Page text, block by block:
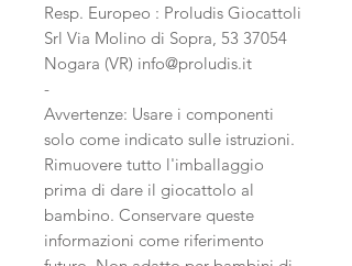
Resp. Europeo : Proludis Giocattoli
Srl Via Molino di Sopra, 53 37054
Nogara (VR) info@proludis.it
-
Avvertenze: Usare i componenti
solo come indicato sulle istruzioni.
Rimuovere tutto l'imballaggio
prima di dare il giocattolo al
bambino. Conservare queste
informazioni come riferimento